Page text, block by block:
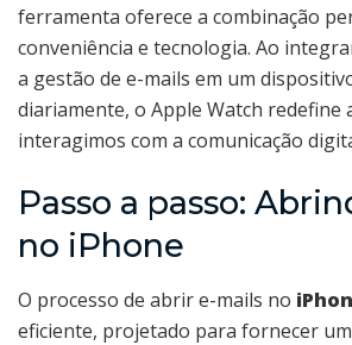
ferramenta oferece a combinação
conveniência e tecnologia. Ao
a gestão de e-mails em um
diariamente, o Apple Watch redefine
interagimos com a comunicação
Passo a passo:
no iPhone
O processo de abrir e-mails no
eficiente, projetado para fornecer